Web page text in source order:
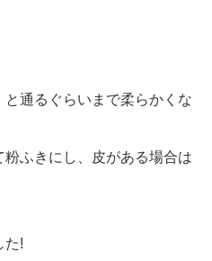
通るぐらいまで柔らかくな
ふきにし、皮がある場合は
た!